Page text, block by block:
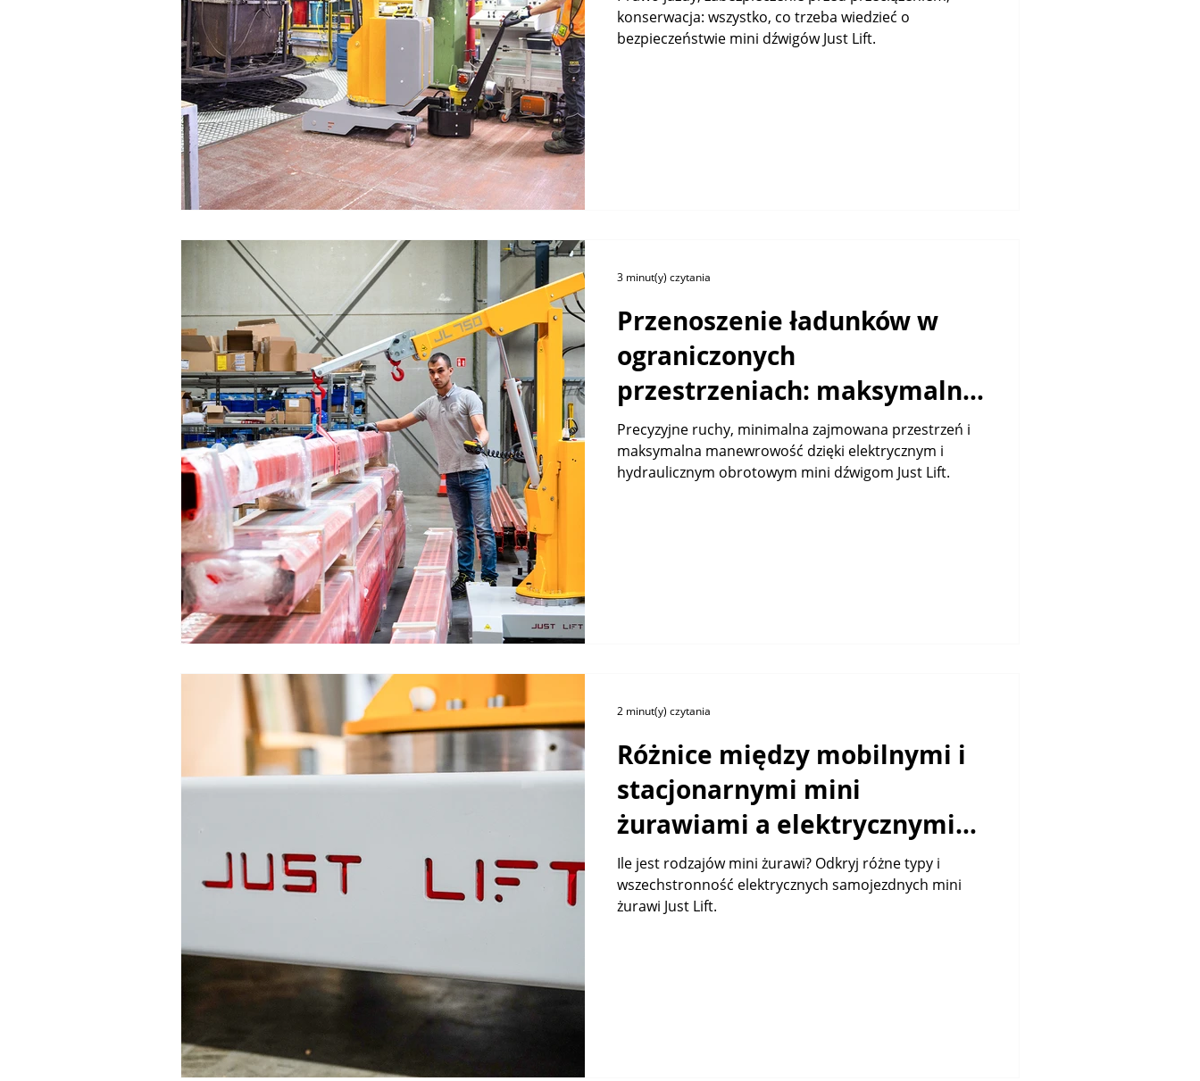
konserwacja: wszystko, co trzeba wiedzieć o
bezpieczeństwie mini dźwigów Just Lift.
Przenoszenie ładunków w
ograniczonych
przestrzeniach: maksymalna
zwrotność i minimalna
zajmowana powierzchnia
Precyzyjne ruchy, minimalna zajmowana przestrzeń i
maksymalna manewrowość dzięki elektrycznym i
hydraulicznym obrotowym mini dźwigom Just Lift.
3 minut(y) czytania
Różnice między mobilnymi i
stacjonarnymi mini
żurawiami a elektrycznymi
mini żurawiami Just Lift
Ile jest rodzajów mini żurawi? Odkryj różne typy i
wszechstronność elektrycznych samojezdnych mini
żurawi Just Lift.
2 minut(y) czytania